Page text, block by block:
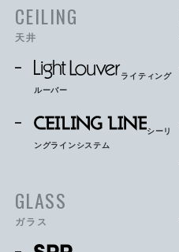
CEILING
天井
ライティング
ルーバー
シーリ
ングラインシステム
GLASS
ガラス